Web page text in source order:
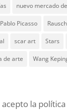
nuevo mercado
Pablo Picasso
scar art Stars
de arte Wang
la